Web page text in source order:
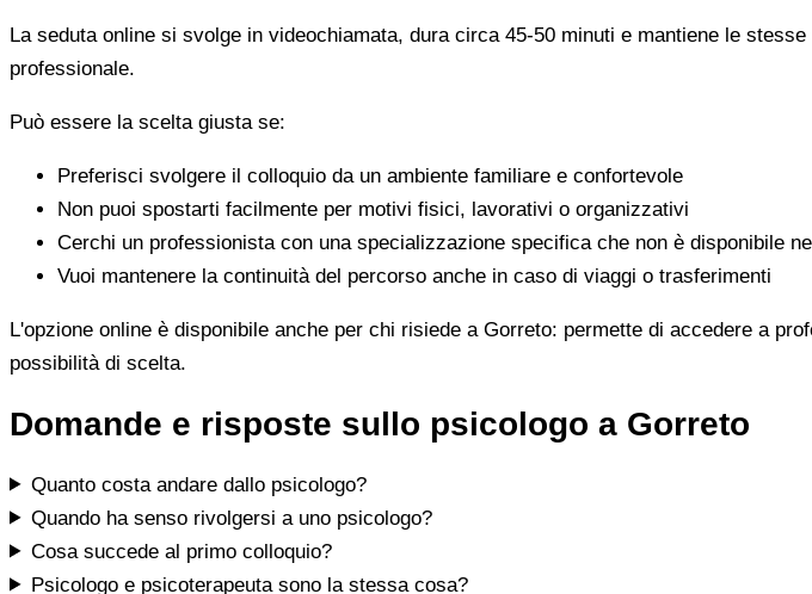
La seduta online si svolge in videochiamata, dura circa 45-50 minuti e mantiene le
professionale.
Può essere la scelta giusta se:
Preferisci svolgere il colloquio da un ambiente familiare e confortevole
Non puoi spostarti facilmente per motivi fisici, lavorativi o organizzativi
Cerchi un professionista con una specializzazione specifica che non è disponibile
Vuoi mantenere la continuità del percorso anche in caso di viaggi o trasferimenti
L'opzione online è disponibile anche per chi risiede a Gorreto: permette di accedere a
possibilità di scelta.
Domande e risposte sullo psicologo a Gorreto
Quanto costa andare dallo psicologo?
Quando ha senso rivolgersi a uno psicologo?
Cosa succede al primo colloquio?
Psicologo e psicoterapeuta sono la stessa cosa?